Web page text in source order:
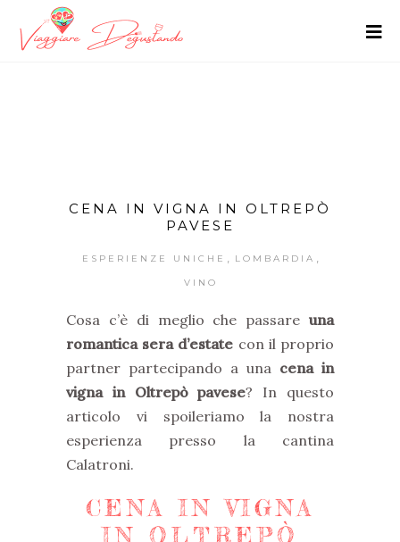
CENA IN VIGNA IN OLTREPÒ
PAVESE
ESPERIENZE UNICHE LOMBARDIA
VINO
Cosa c’è di meglio che passare una
romantica sera d’estate con il proprio
partner partecipando a una cena in
vigna in Oltrepò pavese? In questo
articolo vi spoileriamo la nostra
esperienza presso la cantina
Calatroni.
CENA IN VIGNA
IN OLTREPÒ